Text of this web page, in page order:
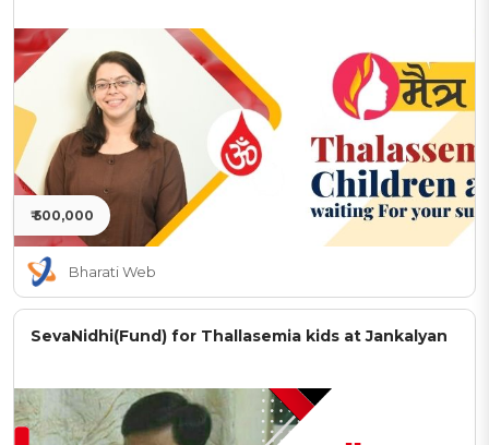
₹ 500,000
Bharati Web
SevaNidhi(Fund) for Thallasemia kids at Jankalyan